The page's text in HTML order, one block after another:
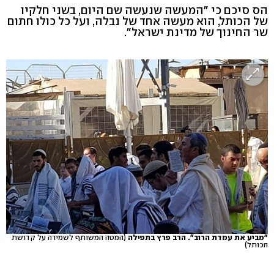
הס סיכם כי "המעשה שנעשה שם היום, בשני חלקיו
של הכותל, הוא מעשה אחד של נבלה, ועל כל כולו חתום
שר החינוך של מדינת ישראל".
"מביע את עמדת הרוב". הרב פרץ בתפילה (המטה המשותף לשמירה על קדושת
הכותל)